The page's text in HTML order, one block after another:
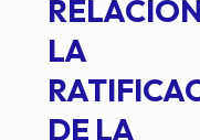
LA
DE LA